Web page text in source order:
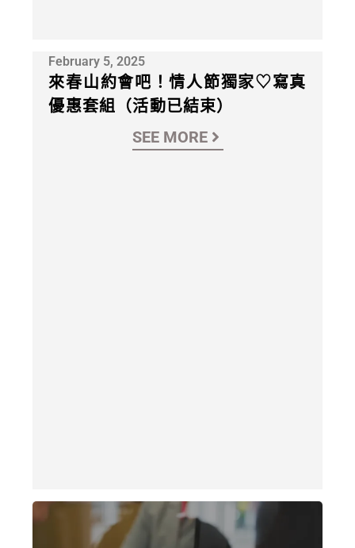
February 5, 2025
來春山約會吧！情人節獨家♡寫真
優惠套組（活動已結束）
SEE MORE